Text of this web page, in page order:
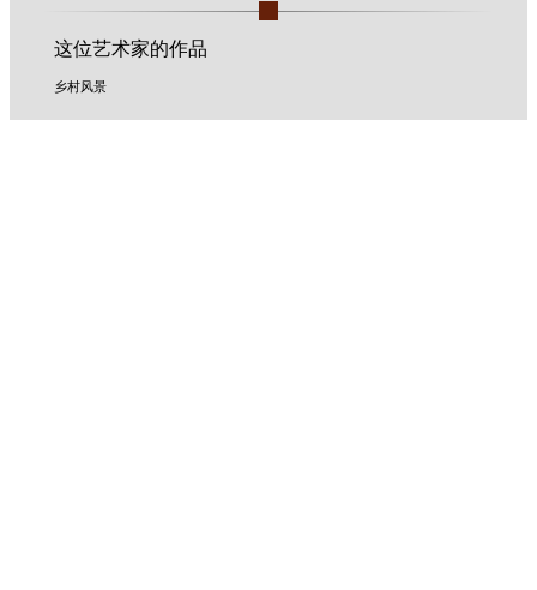
这位艺术家的作品
乡村风景